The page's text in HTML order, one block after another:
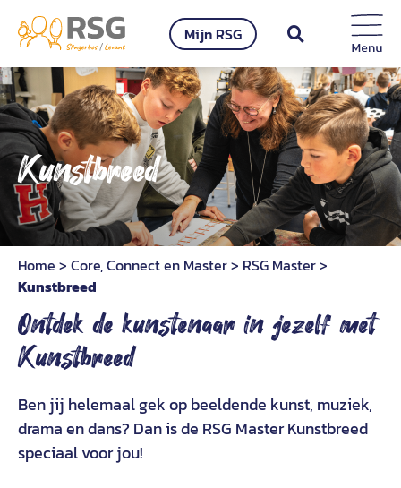
naar
inhoud
Mijn RSG
Kunstbreed
Home > Core, Connect en Master> RSG Master>
Kunstbreed
Ontdek de kunstenaar in jezelf met
Kunstbreed
Ben jij helemaal gek opbeeldende kunst, muziek,
drama en dans? Dan is de RSG MasterKunstbreed
speciaalvoor jou!